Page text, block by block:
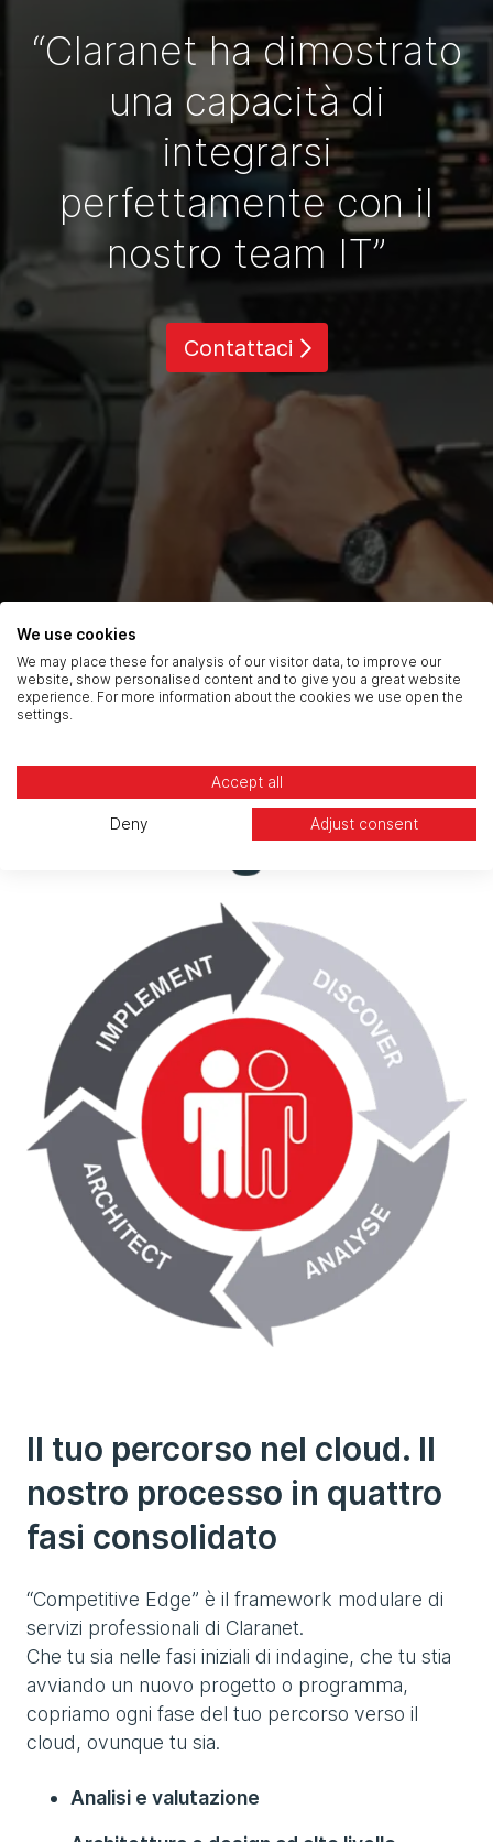
“Claranet ha dimostrato
una capacità di
integrarsi
perfettamente con il
nostro team IT”
Contattaci
Il tuo percorso nel cloud. Il
nostro processo in quattro
fasi consolidato
“Competitive Edge” è il framework modulare di
servizi professionali di Claranet.
Che tu sia nelle fasi iniziali di indagine, che tu stia
avviando un nuovo progetto o programma,
copriamo ogni fase del tuo percorso verso il
cloud, ovunque tu sia.
Analisi e valutazione
We use cookies
We may place these for analysis of our visitor data, to improve our
website, show personalised content and to give you a great website
experience. For more information about the cookies we use open the
settings.
Accept all
Deny Adjust consent